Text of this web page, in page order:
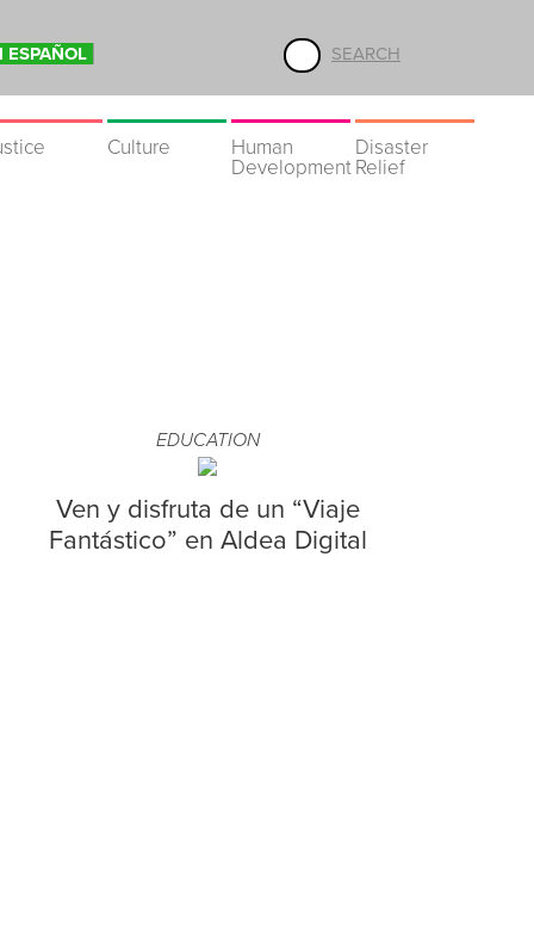
SEARCH
ESPAÑOL
Culture
Human
Development
Disaster
Relief
EDUCATION
Ven y disfruta de un “Viaje
Fantástico” en Aldea Digital